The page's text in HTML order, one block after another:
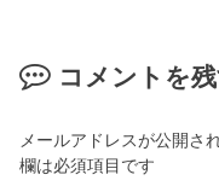
コメントを
メールアドレスが公開さ
欄は必須項目です